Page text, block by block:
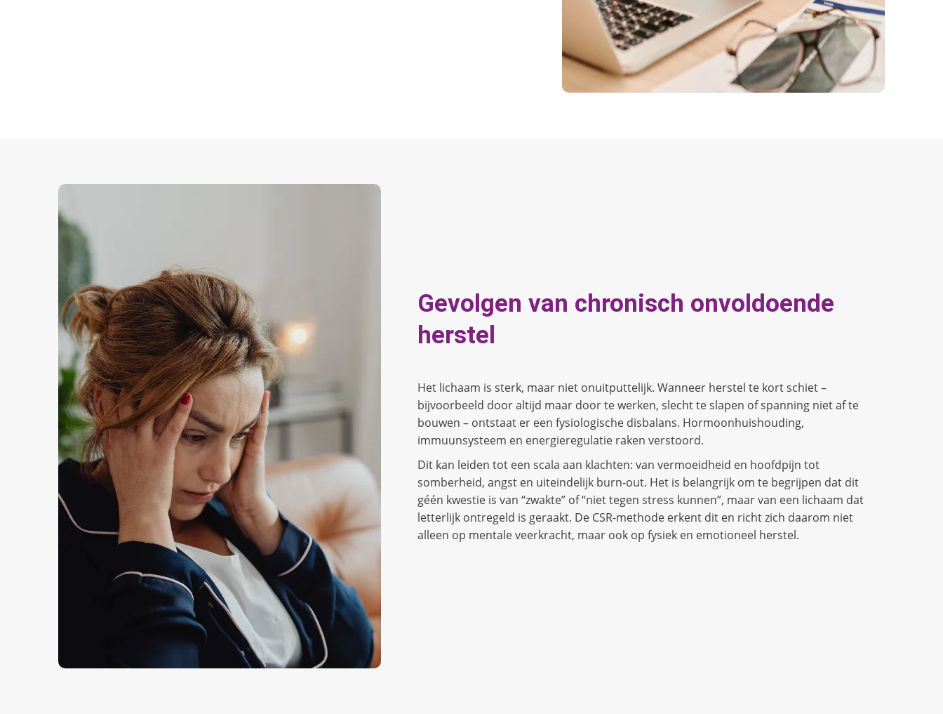
Gevolgen van chronisch onvoldoende
herstel
Het lichaam is sterk, maar niet onuitputtelijk. Wanneer herstel te kort schiet –
bijvoorbeeld door altijd maar door te werken, slecht te slapen of spanning niet af te
bouwen – ontstaat er een fysiologische disbalans. Hormoonhuishouding,
immuunsysteem en energieregulatie raken verstoord.
Dit kan leiden tot een scala aan klachten: van vermoeidheid en hoofdpijn tot
somberheid, angst en uiteindelijk burn-out. Het is belangrijk om te begrijpen dat dit
géén kwestie is van “zwakte” of “niet tegen stress kunnen”, maar van een lichaam dat
letterlijk ontregeld is geraakt. De CSR-methode erkent dit en richt zich daarom niet
alleen op mentale veerkracht, maar ook op fysiek en emotioneel herstel.